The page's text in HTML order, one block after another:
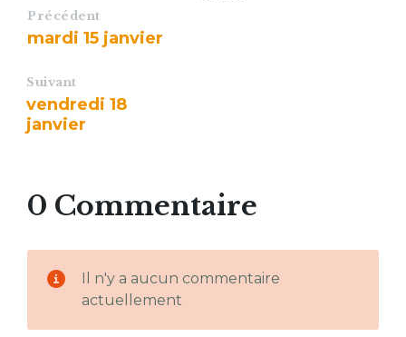
Précédent
mardi 15 janvier
Suivant
vendredi 18
janvier
0 Commentaire
Il n'y a aucun commentaire
actuellement